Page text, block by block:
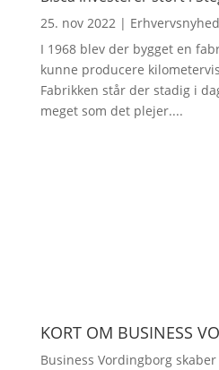
25. nov 2022 |
I 1968 blev der bygget en
kunne producere
Fabrikken står der stadig i
meget som det plejer....
KORT OM BUSINESS
Business Vordingborg